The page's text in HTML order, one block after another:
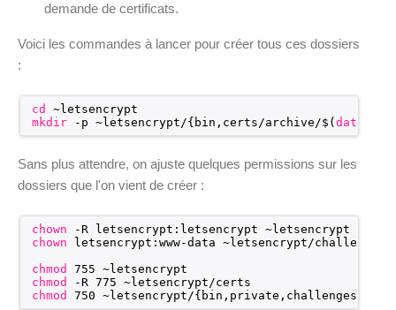
demande de certificats.
Voici les commandes à lancer pour créer tous ces dossiers
:
cd
~letsencrypt
mkdir
-p ~letsencrypt/{bin,certs/archive/$(date
Sans plus attendre, on ajuste quelques permissions sur les
dossiers que l'on vient de créer :
chown
-R letsencrypt:letsencrypt ~letsencrypt
chown
letsencrypt:www-data ~letsencrypt/challenges
chmod
755 ~letsencrypt
chmod
-R 775 ~letsencrypt/certs
chmod
750 ~letsencrypt/{bin,private,challenges}